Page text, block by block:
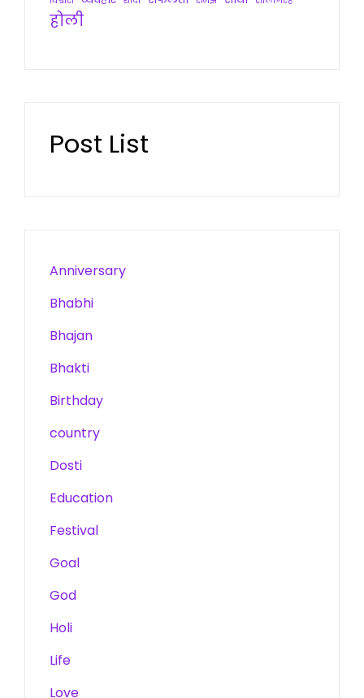
होली
Post List
Anniversary
Bhabhi
Bhajan
Bhakti
Birthday
country
Dosti
Education
Festival
Goal
God
Holi
Life
Love